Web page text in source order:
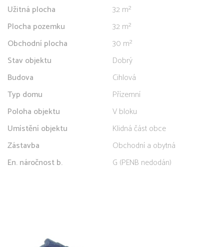
Užitná plocha
32 m²
Plocha pozemku
32 m²
Obchodní plocha
30 m²
Stav objektu
Dobrý
Budova
Cihlová
Typ domu
Přízemní
Poloha objektu
V bloku
Umístění objektu
Klidná část obce
Zástavba
Obchodní a obytná
En. náročnost b.
G (PENB nedodán)